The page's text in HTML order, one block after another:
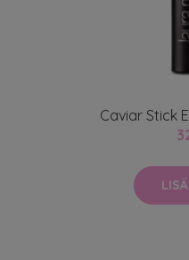
Caviar Stick